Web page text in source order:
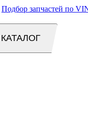
Подбор запчастей по
КАТАЛОГ